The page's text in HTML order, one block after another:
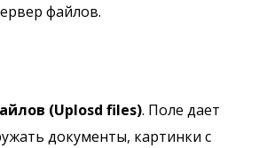
файлов.
(Uplosd files). Поле дает
документы, картинки с